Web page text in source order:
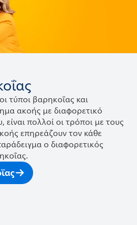
τύποι βαρηκοΐας και
ακοής με διαφορετικό
πολλοί οι τρόποι με τους
επηρεάζουν τον κάθε
ο διαφορετικός